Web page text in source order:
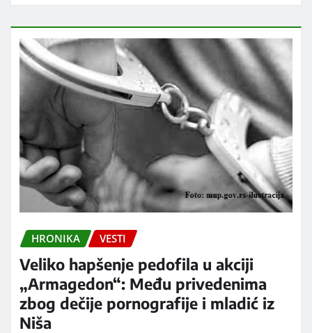
HRONIKA VESTI
Veliko hapšenje pedofila u akciji
„Armagedon“: Među privedenima
zbog dečije pornografije i mladić iz
Niša